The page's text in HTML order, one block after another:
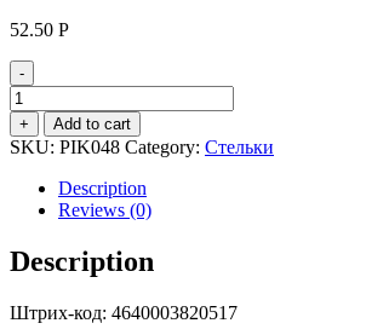
52.50 Р
-
Стельки
«Угольные»
quantity
+ Add to cart
SKU: PIK048 Category: Стельки
Description
Reviews (0)
Description
Штрих-код: 4640003820517